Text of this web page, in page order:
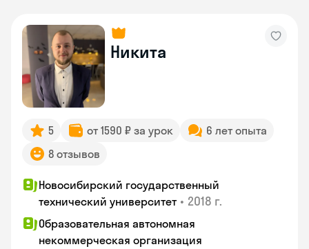
Никита
5 от 1590 ₽ за урок
6 лет опыта
8 отзывов
Новосибирский государственный
технический университет • 2018 г.
Образовательная автономная
некоммерческая организация